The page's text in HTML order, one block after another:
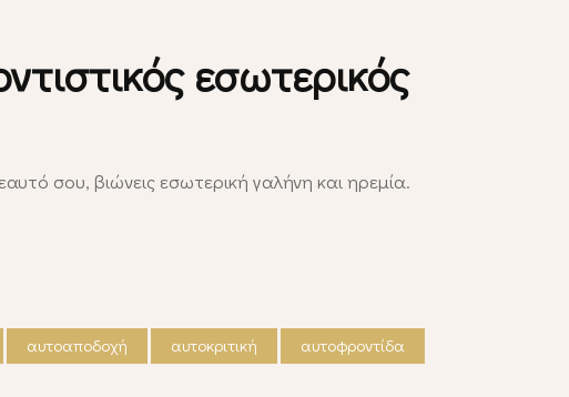
εσωτερικός
σου, βιώνεις εσωτερική γαλήνη και ηρεμία.
αυτοαποδοχή αυτοκριτική
αυτοφροντίδα